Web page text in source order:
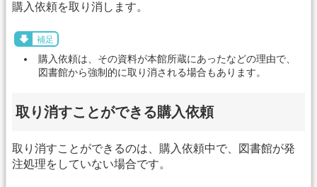
購入依頼を取り消します。
補足
購入依頼は、その資料が本館所蔵にあったなどの理由で、
図書館から強制的に取り消される場合もあります。
取り消すことができる購入依頼
取り消すことができるのは、購入依頼中で、図書館が発
注処理をしていない場合です。